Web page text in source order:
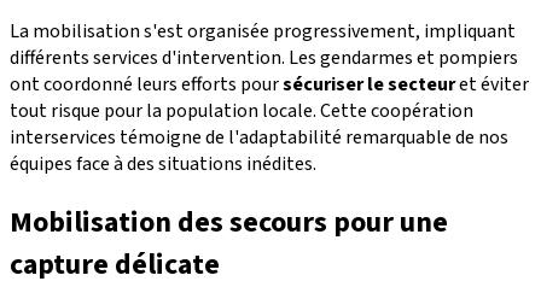
La mobilisation s'est organisée progressivement, impliquant
différents services d'intervention. Les gendarmes et pompiers
ont coordonné leurs efforts poursécuriser le secteuret éviter
tout risque pour la population locale. Cette coopération
interservices témoigne de l'adaptabilité remarquable de nos
équipes face à des situations inédites.
Mobilisation des secours pour une
capture délicate